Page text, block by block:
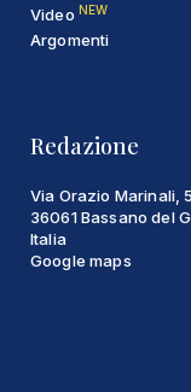
Video NEW
Argomenti
Redazione
Via Orazio Marinali,
36061 Bassano del
Italia
Google maps